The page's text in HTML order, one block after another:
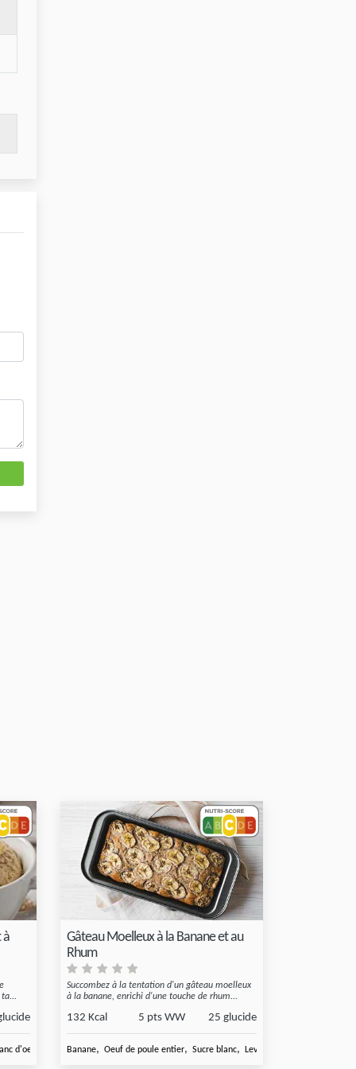
à
d'oeuf de Levure chimique
Gâteau Moelleux à la Banane et au
Rhum
Succombez à la tentation d'un gâteau moelleux
à la banane, enrichi d'une touche de rhum...
132 Kcal 5 pts WW 25 glucide
Banane, Oeuf de poule entier, Sucre blanc, Levure chimique